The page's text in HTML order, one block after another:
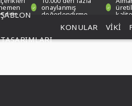
onaylanmış
değerlendirme kalite
ŞABLON
TASARIMLARI
KONULAR VIKI